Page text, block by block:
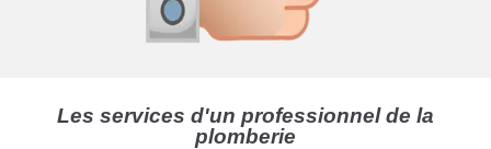
Les services d'un professionnel de la
plomberie